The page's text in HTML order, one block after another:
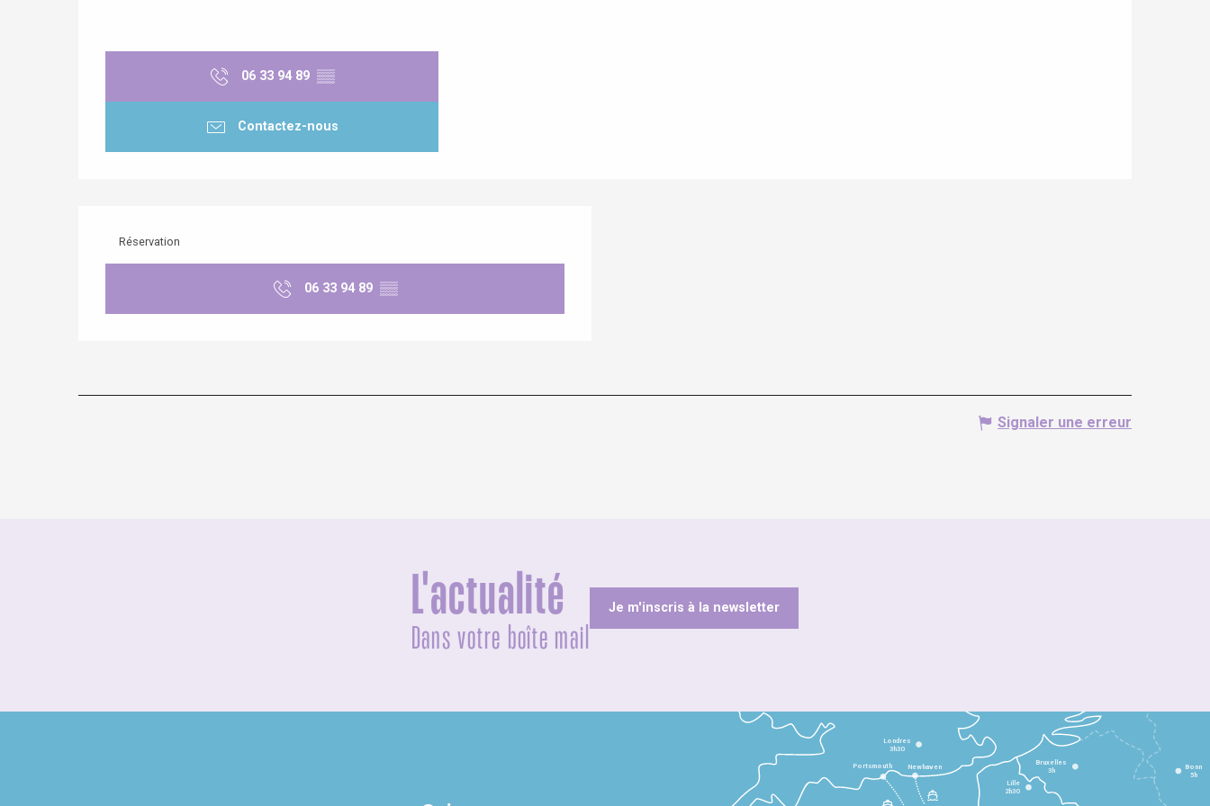
06 33 94 89 ▒▒
Contactez-nous
Réservation
06 33 94 89 ▒▒
Signaler une erreur
L'actualité
Dans votre boîte mail
Je m'inscris à la newsletter
Lille
2h30
Bruxelles
3h
Londres
3h30
Newhaven
Portsmouth Bonn
5h